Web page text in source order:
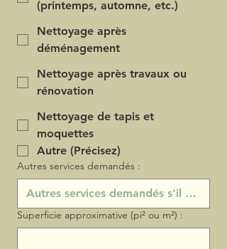
(printemps, automne, etc.)
Nettoyage après
déménagement
Nettoyage après travaux ou
rénovation
Nettoyage de tapis et
moquettes
Autre (Précisez)
Autres services demandés :
Superficie approximative (pi² ou m²) :